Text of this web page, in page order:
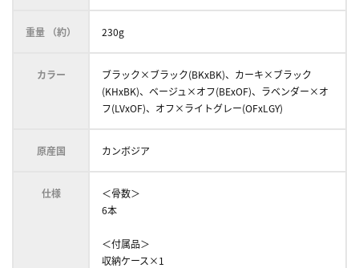
重量 （約） 230g
カラー
ブラック×ブラック(BKxBK)、カーキ×ブラック
(KHxBK)、ベージュ×オフ(BExOF)、ラベンダー×オ
フ(LVxOF)、オフ×ライトグレー(OFxLGY)
原産国 カンボジア
仕様
＜骨数＞
6本
＜付属品＞
収納ケース×1